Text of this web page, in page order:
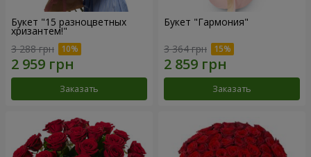
Букет "15 разноцветных
хризантем!"
3 288 грн
Заказать
Букет "Гармония"
3 364 грн
Заказать